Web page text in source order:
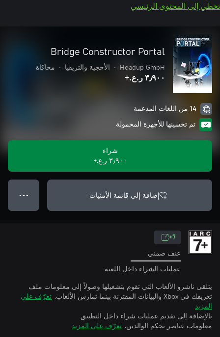
تخطي إلى المحتوى الرئيسي
Bridge Constructor Portal
Headup GmbH
• الأحجية والتريفيا • محاكاة
٣٫٩٠٠ ر.ع.‏+
14 من اللغات المدعمة
تم تحسينها للأجهزة المحمولة
شراء
٣٫٩٠٠ ر.ع.‏+
إضافة إلى قائمة الأمنيات ● ● ●
7+
عنف ضمني
عمليات الشراء داخل اللعبة
يتلقى ناشرو الألعاب التي تقوم بتشغيلها وصولاً إلى معلومات ملف
تعريفك في Xbox والبيانات المقترنة بينما تمارس الألعاب.
تعرّف على
المزيد
بالإضافة إلى تقديم عمليات شراء داخل التطبيق
معلومات عناصر تحكم الوالدين. تعرّف على المزيد